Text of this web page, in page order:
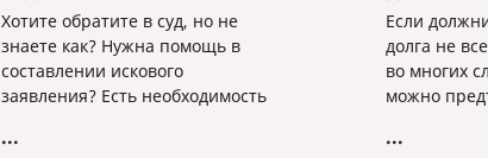
Хотите обратите в суд, но не
знаете как? Нужна помощь в
составлении искового
заявления? Есть необходимость
судебного процесса?
...
Если
долга не
во многих
можно
...